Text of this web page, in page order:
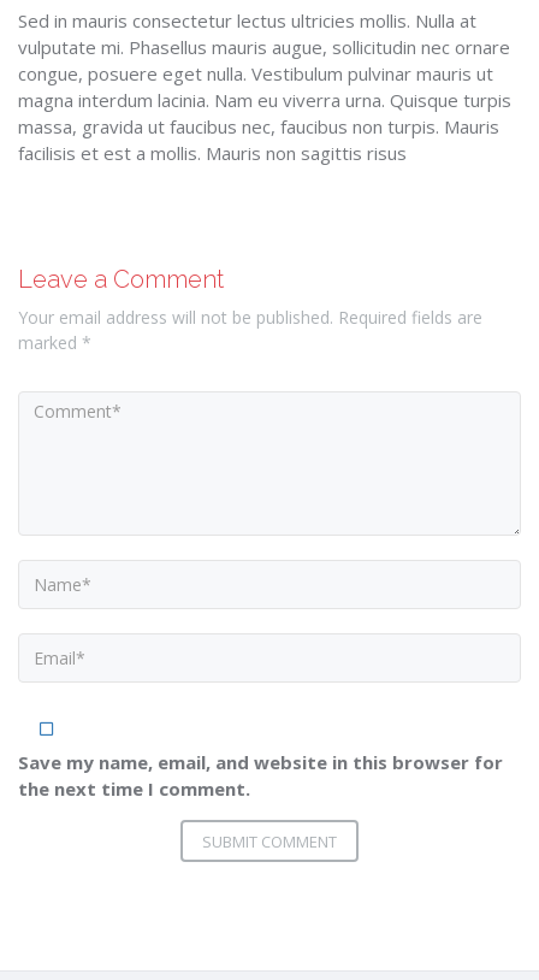
Sed in mauris consectetur lectus ultricies mollis. Nulla at
vulputate mi. Phasellus mauris augue, sollicitudin nec ornare
congue, posuere eget nulla. Vestibulum pulvinar mauris ut
magna interdum lacinia. Nam eu viverra urna. Quisque turpis
massa, gravida ut faucibus nec, faucibus non turpis. Mauris
facilisis et est a mollis. Mauris non sagittis risus
Leave a Comment
Your email address will not be published. Required fields are
marked *
Save my name, email, and website in this browser for
the next time I comment.